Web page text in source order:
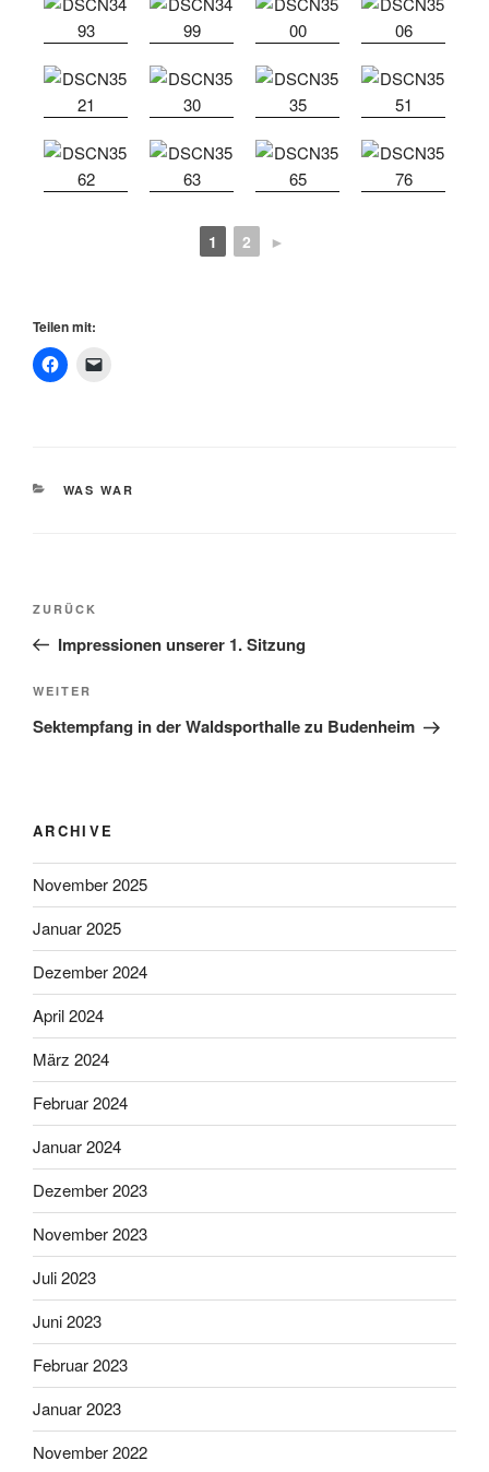
1 2 ►
Teilen mit:
KATEGORIEN
WAS WAR
Beitragsnavigation
Vorheriger
Beitrag
ZURÜCK
Impressionen unserer 1. Sitzung
Nächster
Beitrag
WEITER
Sektempfang in der Waldsporthalle zu Budenheim
ARCHIVE
November 2025
Januar 2025
Dezember 2024
April 2024
März 2024
Februar 2024
Januar 2024
Dezember 2023
November 2023
Juli 2023
Juni 2023
Februar 2023
Januar 2023
November 2022